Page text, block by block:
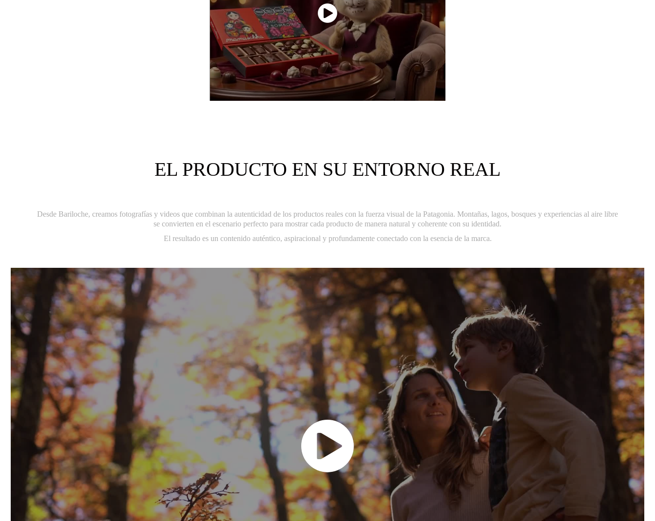
EL PRODUCTO EN SU ENTORNO REAL
Desde Bariloche, creamos fotografías y videos que combinan la autenticidad de los productos reales con la fuerza visual de la Patagonia. Montañas, lagos, bosques y experiencias al aire libre
se convierten en el escenario perfecto para mostrar cada producto de manera natural y coherente con su identidad.
El resultado es un contenido auténtico, aspiracional y profundamente conectado con la esencia de la marca.